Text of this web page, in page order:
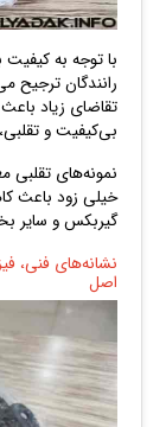
با توجه به
رانندگان ترجیح
تقاضای زیاد
بی‌کیفیت و
نمونه‌های تقلبی
خیلی زود باعث
گیربکس و سایر
نشانه‌های
اصل